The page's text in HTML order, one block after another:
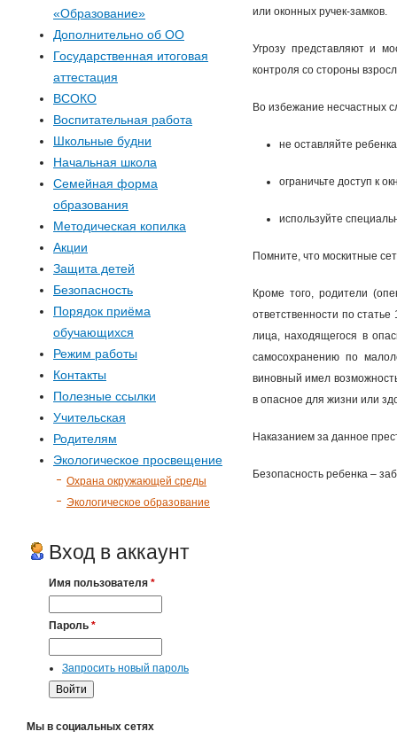
или оконных ручек-замков.
Угрозу представляют и
контроля со стороны
Во избежание несчастных
не оставляйте
ограничьте доступ к
используйте
Помните, что москитные
Кроме того, родители
ответственности по
лица, находящегося в
самосохранению по
виновный имел
в опасное для жизни или
Наказанием за данное
Безопасность ребенка –
«Образование»
Дополнительно об ОО
Государственная итоговая
аттестация
ВСОКО
Воспитательная работа
Школьные будни
Начальная школа
Семейная форма
образования
Методическая копилка
Акции
Защита детей
Безопасность
Порядок приёма
обучающихся
Режим работы
Контакты
Полезные ссылки
Учительская
Родителям
Экологическое просвещение
Охрана окружающей среды
Экологическое образование
Вход в аккаунт
Имя пользователя *
Пароль *
Запросить новый пароль
Мы в социальных сетях